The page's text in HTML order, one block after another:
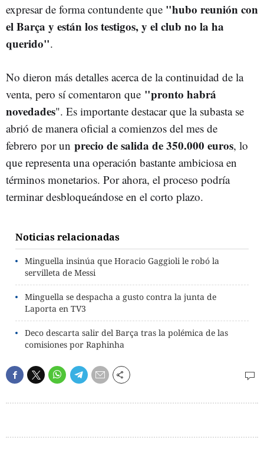
expresar de forma contundente que "hubo reunión con
el Barça y están los testigos, y el club no la ha
querido".
No dieron más detalles acerca de la continuidad de la
venta, pero sí comentaron que "pronto habrá
novedades". Es importante destacar que la subasta se
abrió de manera oficial a comienzos del mes de
febrero por un precio de salida de 350.000 euros, lo
que representa una operación bastante ambiciosa en
términos monetarios. Por ahora, el proceso podría
terminar desbloqueándose en el corto plazo.
Noticias relacionadas
Minguella insinúa que Horacio Gaggioli le robó la
servilleta de Messi
Minguella se despacha a gusto contra la junta de
Laporta en TV3
Deco descarta salir del Barça tras la polémica de las
comisiones por Raphinha